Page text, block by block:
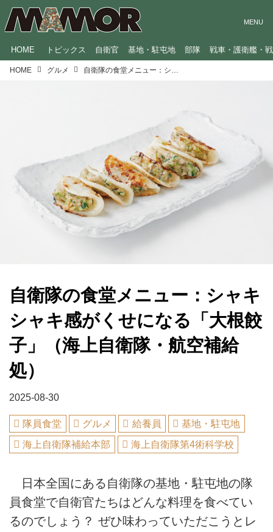
HOME トピックス 自衛官 基地・駐屯地 部隊 戦車・護衛艦・
HOME グルメ
自衛隊の食堂メニュー：シャキ
シャキ感がくせになる「大根餃
子」（海上自衛隊・航空補給
処）
2025-08-30
隊員食堂 グルメ 給養員
基地・駐屯地
海上自衛隊補給本部
海上自衛隊第4術科学校
日本全国にある自衛隊の基地・駐屯地の隊
員食堂で自衛官たちはどんな料理を食べてい
るのでしょう？ ぜひ味わっていただこうとレ